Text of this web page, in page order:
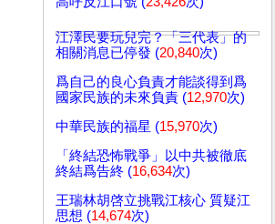
江澤民要玩兒完？「三代表」的
相關消息已停發 (20,840次)
爲自己的良心負責才能談得到爲
國家民族的未來負責 (12,970次)
中華民族的福星 (15,970次)
「終結恐怖戰爭」以中共被徹底
終結爲告終 (16,634次)
王瑞林胡啓立挑戰江核心 質疑江
思想 (14,674次)